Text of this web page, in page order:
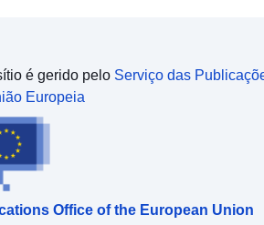
é gerido pelo Serviço das
Europeia
Office of the European Union